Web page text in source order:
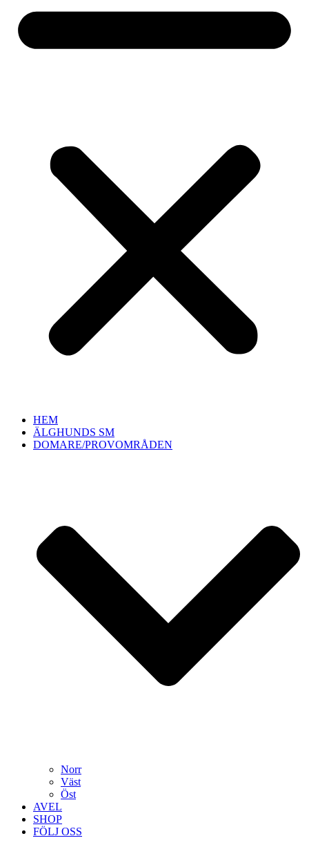
HEM
ÄLGHUNDS SM
DOMARE/PROVOMRÅDEN
Norr
Väst
Öst
AVEL
SHOP
FÖLJ OSS